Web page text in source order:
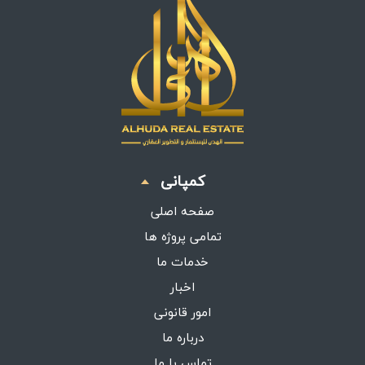
کمپانی
صفحه اصلی
تمامی پروژه ها
خدمات ما
اخبار
امور قانونی
درباره ما